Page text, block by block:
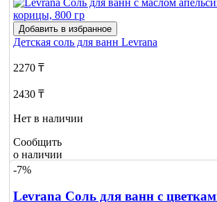
Добавить в избранное
Детская соль для ванн Levrana
2270 ₸
2430 ₸
Нет в наличии
Сообщить
о наличии
1
-7%
Levrana Соль для ванн с